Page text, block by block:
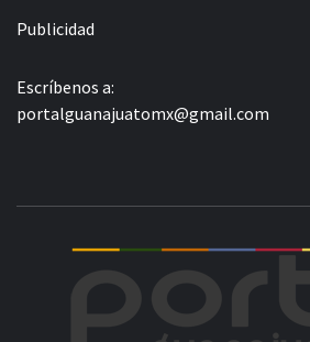
Publicidad
Escríbenos a:
portalguanajuatomx@gmail.com